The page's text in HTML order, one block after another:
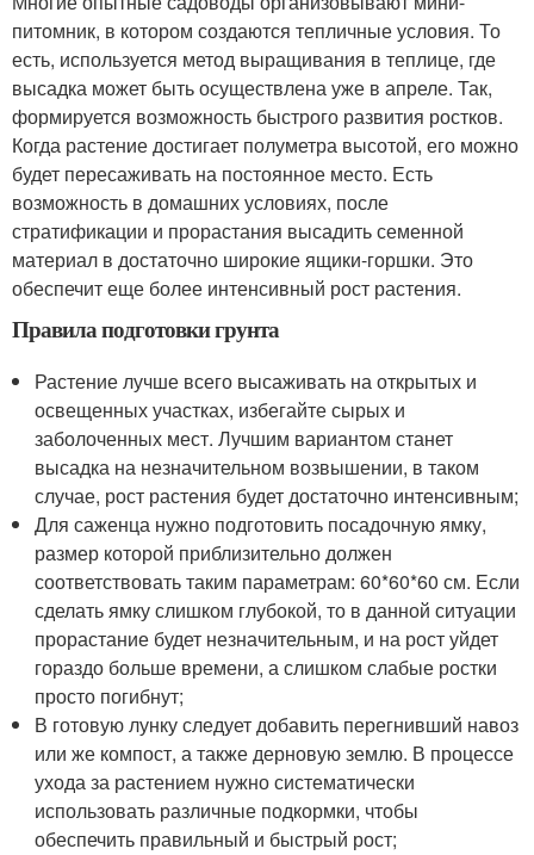
питомник, в котором создаются тепличные условия. То
есть, используется метод выращивания в теплице, где
высадка может быть осуществлена уже в апреле. Так,
формируется возможность быстрого развития ростков.
Когда растение достигает полуметра высотой, его можно
будет пересаживать на постоянное место. Есть
возможность в домашних условиях, после
стратификации и прорастания высадить семенной
материал в достаточно широкие ящики-горшки. Это
обеспечит еще более интенсивный рост растения.
Правила подготовки грунта
Растение лучше всего высаживать на открытых и
освещенных участках, избегайте сырых и
заболоченных мест. Лучшим вариантом станет
высадка на незначительном возвышении, в таком
случае, рост растения будет достаточно интенсивным;
Для саженца нужно подготовить посадочную ямку,
размер которой приблизительно должен
соответствовать таким параметрам: 60*60*60 см. Если
сделать ямку слишком глубокой, то в данной ситуации
прорастание будет незначительным, и на рост уйдет
гораздо больше времени, а слишком слабые ростки
просто погибнут;
В готовую лунку следует добавить перегнивший навоз
или же компост, а также дерновую землю. В процессе
ухода за растением нужно систематически
использовать различные подкормки, чтобы
обеспечить правильный и быстрый рост;